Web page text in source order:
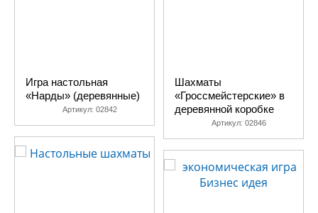
Игра настольная
«Нарды» (деревянные)
Артикул: 02842
Шахматы
«Гроссмейстерские» в
деревянной коробке
Артикул: 02846